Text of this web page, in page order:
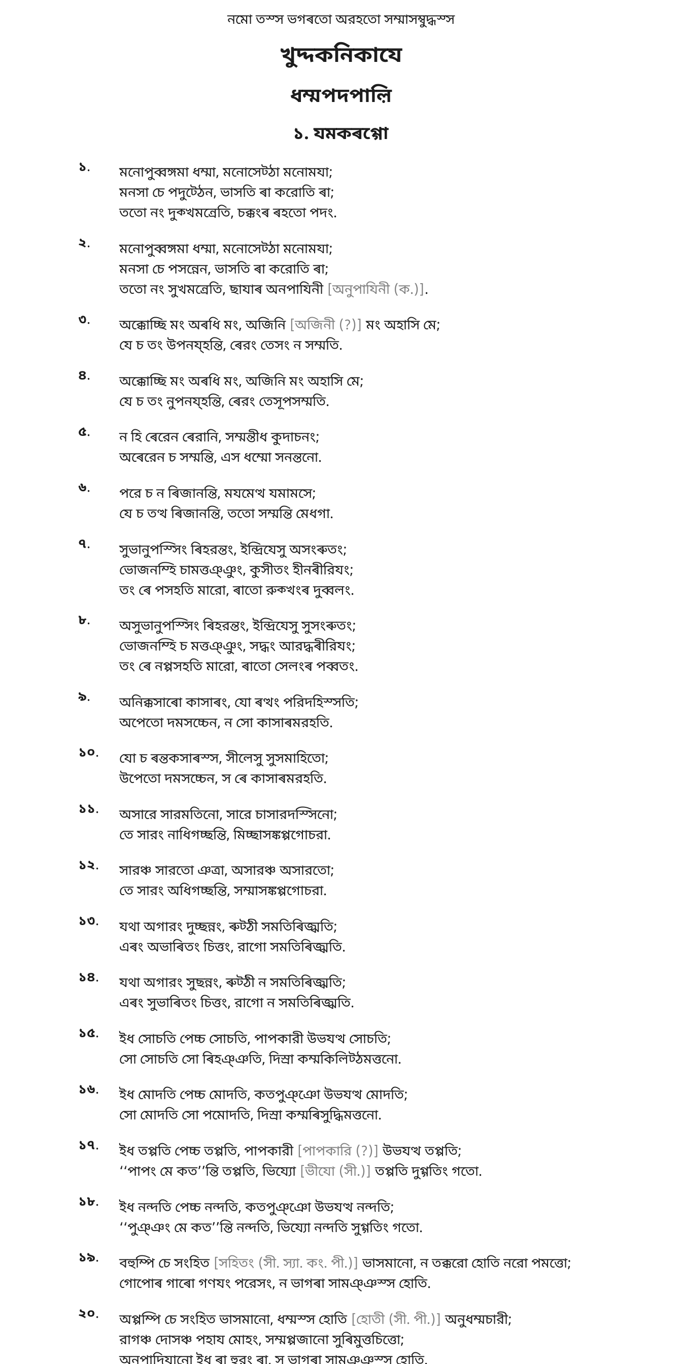
নমো তস্স ভগৰতো অরহতো সম্মাসম্বুদ্ধস্স
খুদ্দকনিকাযে
ধম্মপদপাল়ি
১. যমকৰগ্গো
১. মনোপুব্বঙ্গমাধম্মা, মনোসেট্ঠা মনোমযা;
মনসা চে পদুট্ঠেন, ভাসতি ৰা করোতি ৰা;
ততো নং দুক্খমন্ৰেতি, চক্কংৰ ৰহতো পদং.
২.
মনোপুব্বঙ্গমা ধম্মা, মনোসেট্ঠা মনোমযা;
মনসা চে পসন্নেন, ভাসতি ৰা করোতি ৰা;
ততো নং সুখমন্ৰেতি, ছাযাৰ অনপাযিনী [অনুপাযিনী (ক.)] .
৩. অক্কোচ্ছিমং অৰধি মং, অজিনি [অজিনী (?)] মং অহাসি মে;
যে চ তং উপনয্হন্তি, ৰেরং তেসং ন সম্মতি.
৪.
অক্কোচ্ছি মং অৰধি মং, অজিনি মং অহাসি মে;
যে চ তং নুপনয্হন্তি, ৰেরং তেসূপসম্মতি.
৫. নহি ৰেরেন ৰেরানি, সম্মন্তীধ কুদাচনং;
অৰেরেন চ সম্মন্তি, এস ধম্মো সনন্তনো.
৬. পরেচ ন ৰিজানন্তি, মযমেত্থ যমামসে;
যে চ তত্থ ৰিজানন্তি, ততো সম্মন্তি মেধগা.
৭.
সুভানুপস্সিং ৰিহরন্তং, ইন্দ্রিযেসু অসংৰুতং;
ভোজনম্হি চামত্তঞ্ঞুং, কুসীতং হীনৰীরিযং;
তং ৰে পসহতি মারো, ৰাতো রুক্খংৰ দুব্বলং.
৮.
অসুভানুপস্সিং ৰিহরন্তং, ইন্দ্রিযেসু সুসংৰুতং;
ভোজনম্হি চ মত্তঞ্ঞুং, সদ্ধং আরদ্ধৰীরিযং;
তং ৰে নপ্পসহতি মারো, ৰাতো সেলংৰ পব্বতং.
৯.
অনিক্কসাৰো কাসাৰং, যো ৰত্থং পরিদহিস্সতি;
অপেতো দমসচ্চেন, ন সো কাসাৰমরহতি.
১০.
যো চ ৰন্তকসাৰস্স, সীলেসু সুসমাহিতো;
উপেতো দমসচ্চেন, স ৰে কাসাৰমরহতি.
১১.
অসারে সারমতিনো, সারে চাসারদস্সিনো;
তে সারং নাধিগচ্ছন্তি, মিচ্ছাসঙ্কপ্পগোচরা.
১২. সারঞ্চসারতো ঞত্ৰা, অসারঞ্চ অসারতো;
তে সারং অধিগচ্ছন্তি, সম্মাসঙ্কপ্পগোচরা.
১৩.
যথা অগারং দুচ্ছন্নং, ৰুট্ঠী সমতিৰিজ্ঝতি;
এৰং অভাৰিতং চিত্তং, রাগো সমতিৰিজ্ঝতি.
১৪. যথাঅগারং সুছন্নং, ৰুট্ঠী ন সমতিৰিজ্ঝতি;
এৰং সুভাৰিতং চিত্তং, রাগো ন সমতিৰিজ্ঝতি.
১৫. ইধসোচতি পেচ্চ সোচতি, পাপকারী উভযত্থ সোচতি;
সো সোচতি সো ৰিহঞ্ঞতি, দিস্ৰা কম্মকিলিট্ঠমত্তনো.
১৬.
ইধ মোদতি পেচ্চ মোদতি, কতপুঞ্ঞো উভযত্থ মোদতি;
সো মোদতি সো পমোদতি, দিস্ৰা কম্মৰিসুদ্ধিমত্তনো.
১৭. ইধ তপ্পতি পেচ্চ তপ্পতি, পাপকারী [পাপকারি (?)] উভযত্থ তপ্পতি;
‘‘পাপং মে কত’’ন্তি তপ্পতি, ভিয্যো [ভীযো (সী.)] তপ্পতি দুগ্গতিং গতো.
১৮.
ইধ নন্দতি পেচ্চ নন্দতি, কতপুঞ্ঞো উভযত্থ নন্দতি;
‘‘পুঞ্ঞং মে কত’’ন্তি নন্দতি, ভিয্যো নন্দতি সুগ্গতিং গতো.
১৯. বহুম্পি চে সংহিত [সহিতং (সী. স্যা. কং. পী.)] ভাসমানো, ন তক্করো হোতি নরো পমত্তো;
গোপোৰগাৰো গণযং পরেসং, ন ভাগৰা সামঞ্ঞস্স হোতি.
২০. অপ্পম্পি চে সংহিত ভাসমানো, ধম্মস্স হোতি [হোতী (সী. পী.)] অনুধম্মচারী;
রাগঞ্চ দোসঞ্চ পহায মোহং, সম্মপ্পজানো সুৰিমুত্তচিত্তো;